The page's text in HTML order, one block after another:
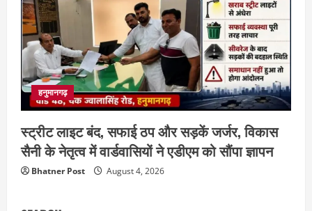
हनुमानगढ़
स्ट्रीट लाइट बंद, सफाई ठप और सड़कें जर्जर, विकास
सैनी के नेतृत्व में वार्डवासियों ने एडीएम को सौंपा ज्ञापन
Bhatner Post August 4, 2026